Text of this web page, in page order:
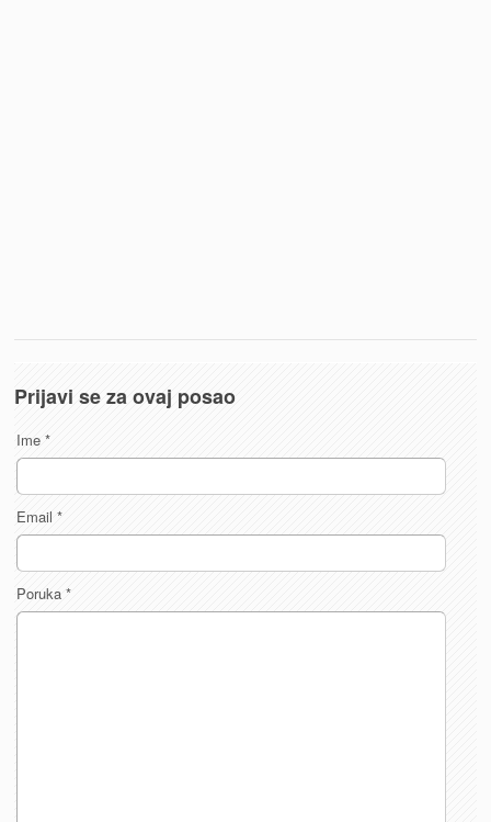
Prijavi se za ovaj posao
Ime*
Email*
Poruka*